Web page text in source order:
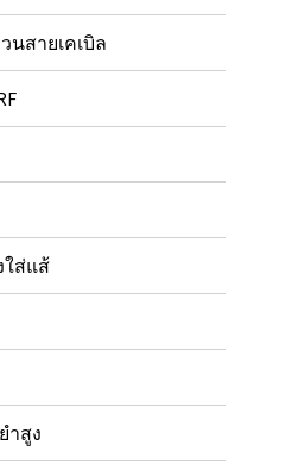
สายเคเบิล
ใส่แส้
ำสูง